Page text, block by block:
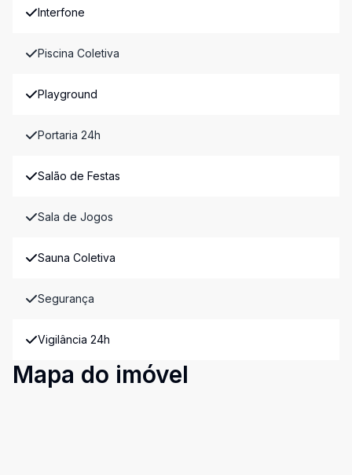
Interfone
Piscina Coletiva
Playground
Portaria 24h
Salão de Festas
Sala de Jogos
Sauna Coletiva
Segurança
Vigilância 24h
Mapa do imóvel